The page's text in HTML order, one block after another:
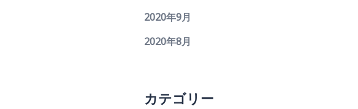
2020年9月
2020年8月
カテゴリー